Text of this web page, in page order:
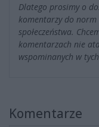
Dlatego prosimy o
komentarzy do norm
społeczeństwa.
komentarzach nie
wspominanych w
Komentarze